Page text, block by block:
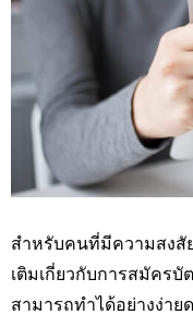
สำหรับคนที่มีความสงสั
เติมเกี่ยวกับการสมัครบั
สามารถทำได้อย่างง่าย